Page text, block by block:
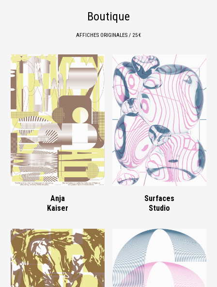
Boutique
AFFICHES ORIGINALES / 25 €
Anja
Kaiser
Surfaces
Studio